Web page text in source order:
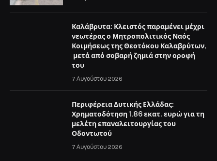
Καλάβρυτα: Κλειστός παραμένει μέχρι
νεωτέρας ο Μητροπολιτικός Ναός
Κοιμήσεως της Θεοτόκου Καλαβρύτων,
μετά από σοβαρή ζημιά στην οροφή
του
7 Αυγούστου 2026
Περιφέρεια Δυτικής Ελλάδας:
Χρηματοδότηση 1,86 εκατ. ευρώ για τη
μελέτη επαναλειτουργίας του
Οδοντωτού
7 Αυγούστου 2026